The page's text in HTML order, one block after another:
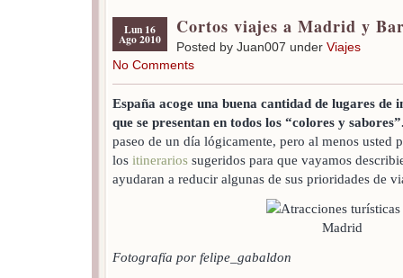
Lun 16
Ago 2010
Cortos viajes a Madrid y
Posted by Juan007 under Viajes
No Comments
España acoge una buena cantidad de lugares de
que se presentan en todos los “colores y
paseo de un día lógicamente, pero al menos usted
los itinerarios sugeridos para que vayamos
ayudaran a reducir algunas de sus prioridades de
Fotografía por felipe_gabaldon